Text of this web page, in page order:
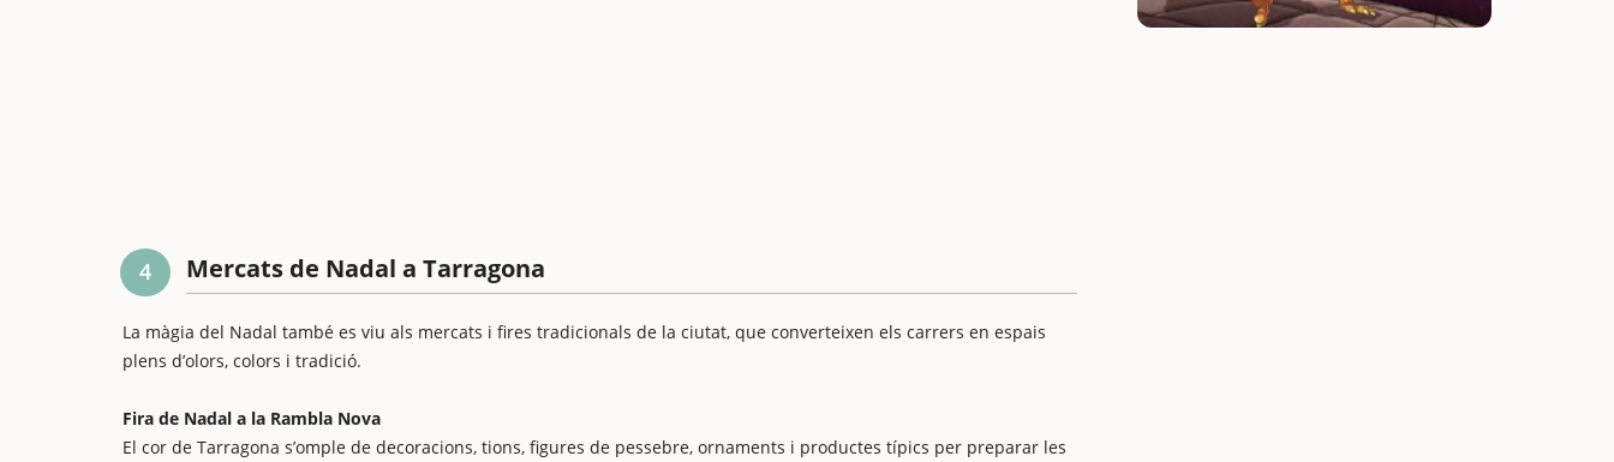
4 Mercats de Nadal a Tarragona
La màgia del Nadal també es viu als mercats i fires tradicionals de la ciutat, que converteixen els carrers en espais
plens d’olors, colors i tradició.
Fira de Nadal a la Rambla Nova
El cor de Tarragona s’omple de decoracions, tions, figures de pessebre, ornaments i productes típics per preparar les